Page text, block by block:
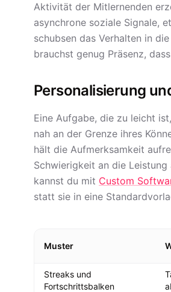
Aktivität der Mitlernenden
asynchrone soziale Signale,
schubsen das Verhalten in
brauchst genug Präsenz,
Personalisierung
Eine Aufgabe, die zu leicht
nah an der Grenze ihres
hält die Aufmerksamkeit
Schwierigkeit an die Leistung
kannst du mit Custom
statt sie in eine
Muster
Streaks und
Fortschrittsbalken